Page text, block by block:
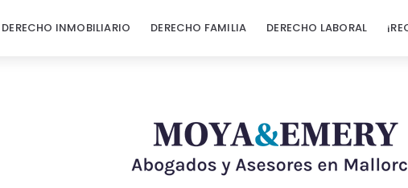
DERECHO INMOBILIARIO DERECHO FAMILIA DERECHO LABORAL